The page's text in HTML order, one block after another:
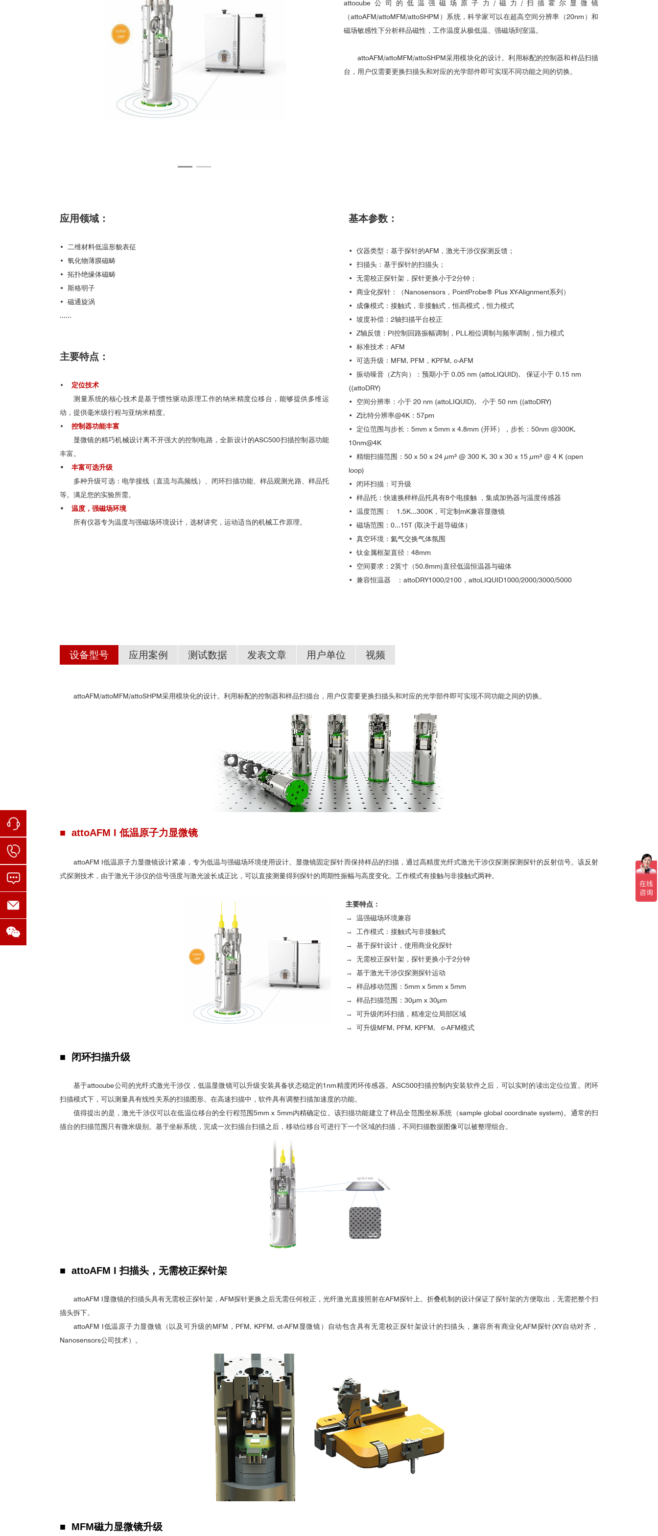
attocube公司的低温强磁场原子力/磁力/扫描霍尔显微镜
（attoAFM/attoMFM/attoSHPM ）系统，科学家可以在超高空间分辨率（20nm）和
磁场敏感性下分析样品磁性，工作温度从极低温、强磁场到室温。
attoAFM/attoMFM/attoSHPM采用模块化的设计。利用标配的控制器和样品扫描
台，用户仅需要更换扫描头和对应的光学部件即可实现不同功能之间的切换。
应用领域：
• 二维材料低温形貌表征
• 氧化物薄膜磁畴
• 拓扑绝缘体磁畴
• 斯格明子
• 磁通旋涡
......
主要特点：
• 定位技术
测量系统的核心技术是基于惯性驱动原理工作的纳米精度位移台，能够提供多维运
动，提供毫米级行程与亚纳米精度。
• 控制器功能丰富
显微镜的精巧机械设计离不开强大的控制电路，全新设计的ASC500扫描控制器功能
丰富。
• 丰富可选升级
多种升级可选：电学接线（直流与高频线）、闭环扫描功能、样品观测光路、样品托
等。满足您的实验所需。
• 温度，强磁场环境
所有仪器专为温度与强磁场环境设计，选材讲究，运动适当的机械工作原理。
基本参数：
• 仪器类型：基于探针的AFM，激光干涉仪探测反馈；
• 扫描头：基于探针的扫描头；
• 无需校正探针架，探针更换小于2分钟；
• 商业化探针：（Nanosensors，PointProbe® Plus XY-Alignment系列）
• 成像模式：接触式，非接触式，恒高模式，恒力模式
• 坡度补偿：2轴扫描平台校正
• Z轴反馈：PI控制回路振幅调制，PLL相位调制与频率调制，恒力模式
• 标准技术：AFM
• 可选升级：MFM, PFM，KPFM, c-AFM
• 振动噪音（Z方向）：预期小于 0.05 nm (attoLIQUID), 保证小于 0.15 nm
((attoDRY)
• 空间分辨率：小于 20 nm (attoLIQUID), 小于 50 nm ((attoDRY)
• Z比特分辨率@4K：57pm
• 定位范围与步长：5mm x 5mm x 4.8mm (开环），步长：50nm @300K,
10nm@4K
• 精细扫描范围：50 x 50 x 24 µm³ @ 300 K, 30 x 30 x 15 µm³ @ 4 K (open
loop)
• 闭环扫描：可升级
• 样品托：快速换样样品托具有8个电接触 ，集成加热器与温度传感器
• 温度范围： 1.5K...300K，可定制mK兼容显微镜
• 磁场范围：0...15T (取决于超导磁体）
• 真空环境：氦气交换气体氛围
• 钛金属框架直径：48mm
• 空间要求：2英寸（50.8mm)直径低温恒温器与磁体
• 兼容恒温器 ：attoDRY1000/2100，attoLIQUID1000/2000/3000/5000
设备型号 应用案例 测试数据 发表文章 用户单位 视频
attoAFM/attoMFM/attoSHPM采用模块化的设计。利用标配的控制器和样品扫描台，用户仅需要更换扫描头和对应的光学部件即可实现不同功能之间的切换。
■ attoAFM I低温原子力显微镜
attoAFM I低温原子力显微镜设计紧凑，专为低温与强磁场环境使用设计。显微镜固定探针而保持样品的扫描，通过高精度光纤式激光干涉仪探测探测探针的反射信号。该反射
式探测技术，由于激光干涉仪的信号强度与激光波长成正比，可以直接测量得到探针的周期性振幅与高度变化。工作模式有接触与非接触式两种。
主要特点：
→ 温强磁场环境兼容
→ 工作模式：接触式与非接触式
→ 基于探针设计，使用商业化探针
→ 无需校正探针架，探针更换小于2分钟
→ 基于激光干涉仪探测探针运动
→ 样品移动范围：5mm x 5mm x 5mm
→ 样品扫描范围：30μm x 30μm
→ 可升级闭环扫描，精准定位局部区域
→ 可升级MFM, PFM, KPFM, c-AFM模式
■ 闭环扫描升级
基于attocube公司的光纤式激光干涉仪，低温显微镜可以升级安装具备状态稳定的1 nm精度闭环传感器。ASC500扫描控制内安装软件之后，可以实时的读出定位位置。闭环
扫描模式下，可以测量具有线性关系的扫描图形。在高速扫描中，软件具有调整扫描加速度的功能。
值得提出的是，激光干涉仪可以在低温位移台的全行程范围5mm x 5mm内精确定位。该扫描功能建立了样品全范围坐标系统（sample global coordinate system)。通常的扫
描台的扫描范围只有微米级别。基于坐标系统，完成一次扫描台扫描之后，移动位移台可进行下一个区域的扫描，不同扫描数据图像可以被整理组合。
■ attoAFM I 扫描头，无需校正探针架
attoAFM I显微镜的扫描头具有无需校正探针架，AFM探针更换之后无需任何校正，光纤激光直接照射在AFM探针上。折叠机制的设计保证了探针架的方便取出，无需把整个扫
描头拆下。
attoAFM I低温原子力显微镜（以及可升级的MFM，PFM, KPFM, ct-AFM显微镜）自动包含具有无需校正探针架设计的扫描头，兼容所有商业化AFM探针(XY自动对齐，
Nanosensors公司技术）。
■ MFM磁力显微镜升级
AM：化合物薄膜中纳米尺度非共线自旋结构研究
通过各种直接成像技术可以在真实空间中观察到斯格明子。近期，德国科学家Parkin等人使用低温强磁场磁力显微镜(MFM)成像来研究[001]取向的Mn
RhSn外延薄膜中存在磁性纳米粒子。类似于单晶薄片，这些纳米粒子在广泛的尺寸范围内以及在磁场和温度下都具有稳定性。然而，纳
米粒子并没有形成明确定向的阵列，也没有任何证据发现螺旋自旋结构，这可能是薄膜中化学顺序均匀性较差导致的结果。然而，在外延薄膜中发现了沿垂直晶体方向的椭圆扭曲
RhSn薄膜中非共线自旋结构的形成提供了强有力的证据。实验结果表明，在这些薄膜
■SrRuO3中缺陷工程与电场调控拓扑自旋结构的研究
3
3
Advanced Materials.
B
Li He, et al; Nature Communications 10, 2815 (2019)
氧化物薄膜磁畴
Hanxuan Lin, et al; PRL 120, 267202 (2018)
Yasuda et al., Science 358, 1311–1314 (2017) Milde et al., Science, 2013, 340, 1076 Yang et al., Phys. Rev. B 85, 014524 (2012).
•
北京大学
中国科技大学
中科院物理所
中科院武汉数学物理所
中科院上海应用技术物理研究所
清华大学
南京大学
中科院半导体所
上海同步辐射中心
北京理工大学
attoAFM低温强磁场原子力显微镜-闭环扫描
attoAFM低温强磁场原子力显微镜-tip exchange 换针